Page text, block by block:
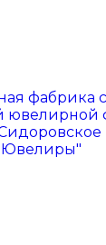
фабрика
ювелирной